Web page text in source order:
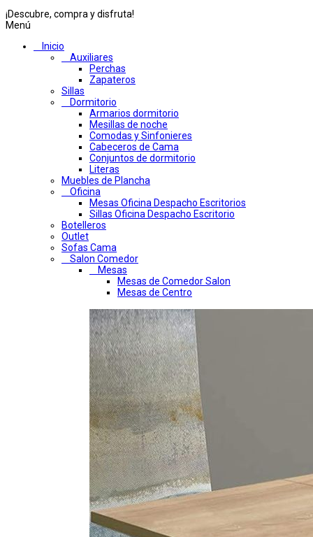
¡Descubre, compra y disfruta!
Menú
Inicio
Auxiliares
Perchas
Zapateros
Sillas
Dormitorio
Armarios dormitorio
Mesillas de noche
Comodas y Sinfonieres
Cabeceros de Cama
Conjuntos de dormitorio
Literas
Muebles de Plancha
Oficina
Mesas Oficina Despacho Escritorios
Sillas Oficina Despacho Escritorio
Botelleros
Outlet
Sofas Cama
Salon Comedor
Mesas
Mesas de Comedor Salon
Mesas de Centro